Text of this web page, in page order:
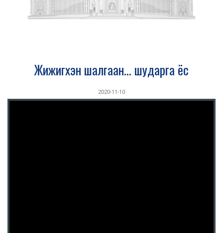
Жижигхэн шалгаан... шударга ёс
2020-11-10